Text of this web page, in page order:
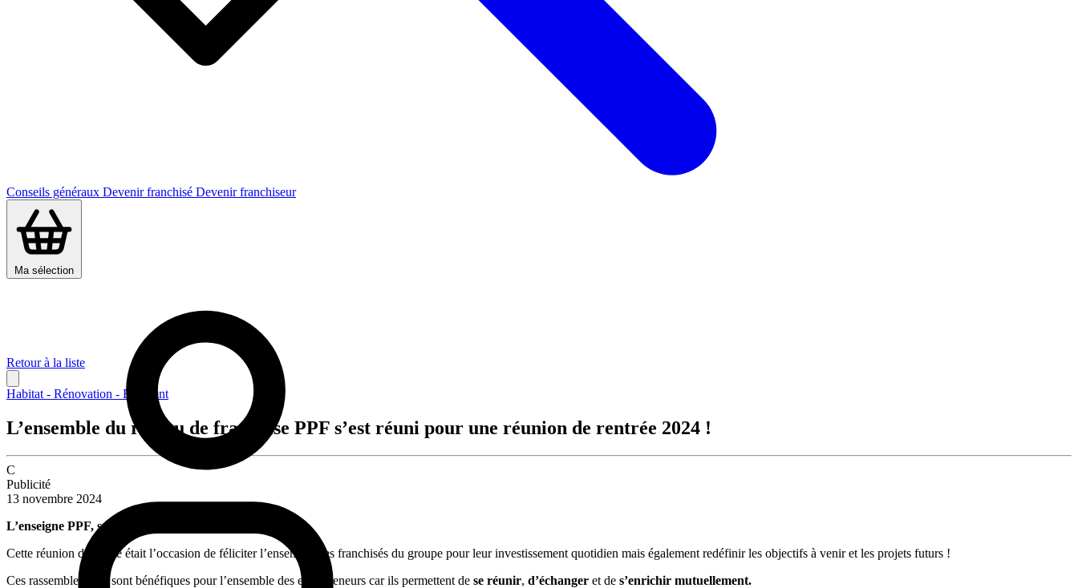
Conseils généraux Devenir franchisé Devenir franchiseur
Ma sélection
Retour à la liste
Habitat - Rénovation - Bâtiment
L’ensemble du réseau de franchise PPF s’est réuni pour une réunion de rentrée 2024 !
C
Publicité
13 novembre 2024
L’enseigne PPF, s
Cette réunion d’équipe était l’occasion de féliciter l’ensemble des franchisés du groupe pour leur investissement quotidien mais également redéfinir les objectifs à venir et les projets futurs !
Ces rassemblements sont bénéfiques pour l’ensemble des entrepreneurs car ils permettent de se réunir, d’échanger et de s’enrichir mutuellement.